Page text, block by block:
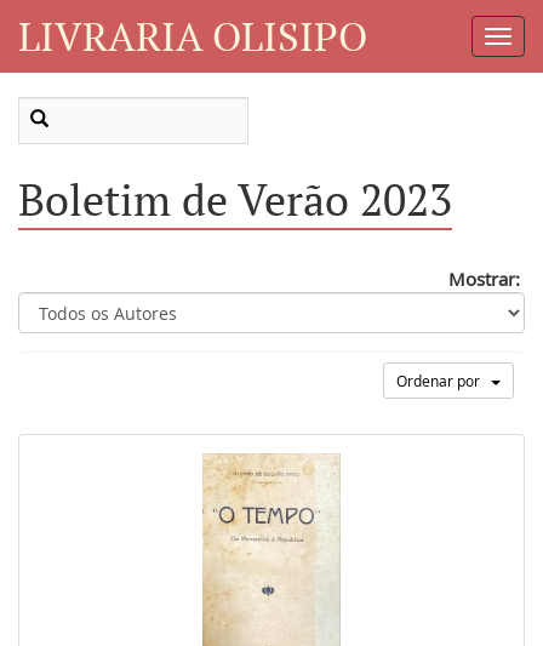
LIVRARIA OLISIPO
Boletim de Verão 2023
Mostrar:
Ordenar por